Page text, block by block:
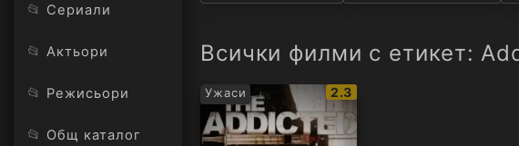
📂 Сериали
📂 Актьори
📂 Режисьори
📂 Общ каталог
Всички филми с етикет:
Ужаси
IMDb
рейтинг:
2.3